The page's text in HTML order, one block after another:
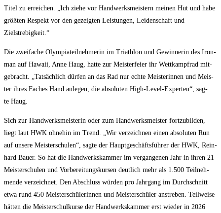
Titel zu errei­chen. „Ich zie­he vor Hand­werks­meis­tern mei­nen Hut und habe
größ­ten Respekt vor den gezeig­ten Leis­tun­gen, Lei­den­schaft und
Zielstrebigkeit.“
Die zwei­fa­che Olym­pia­teil­neh­me­rin im Tri­ath­lon und Gewin­ne­rin des Iron­
man auf Hawaii, Anne Haug, hat­te zur Meis­ter­fei­er ihr Wett­kampf­rad mit­
ge­bracht. „Tat­säch­lich dür­fen an das Rad nur ech­te Meis­te­rin­nen und Meis­
ter ihres Faches Hand anle­gen, die abso­lu­ten High-Level-Exper­ten“, sag­
te Haug.
Sich zur Hand­werks­meis­te­rin oder zum Hand­werks­meis­ter fort­zu­bil­den,
liegt laut HWK ohne­hin im Trend. „Wir ver­zeich­nen einen abso­lu­ten Run
auf unse­re Meis­ter­schu­len“, sag­te der Haupt­ge­schäfts­füh­rer der HWK, Rein­
hard Bau­er. So hat die Hand­werks­kam­mer im ver­gan­ge­nen Jahr in ihren 21
Meis­ter­schu­len und Vor­be­rei­tungs­kur­sen deut­lich mehr als 1.500 Teil­neh­
men­de ver­zeich­net. Den Abschluss wür­den pro Jahr­gang im Durch­schnitt
etwa rund 450 Meis­ter­schü­le­rin­nen und Meis­ter­schü­ler anstre­ben. Teil­wei­se
hät­ten die Meis­ter­schul­kur­se der Hand­werks­kam­mer erst wie­der in 2026